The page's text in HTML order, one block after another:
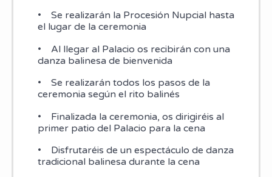
• Se realizarán la Procesión Nupcial hasta
el lugar de la ceremonia
• Al llegar al Palacio os recibirán con una
danza balinesa de bienvenida
• Se realizarán todos los pasos de la
ceremonia según el rito balinés
• Finalizada la ceremonia, os dirigiréis al
primer patio del Palacio para la cena
• Disfrutaréis de un espectáculo de danza
tradicional balinesa durante la cena